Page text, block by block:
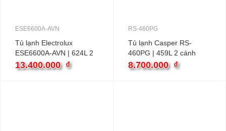
ESE6600A-AVN
Tủ lạnh Electrolux
ESE6600A-AVN | 624L 2
cánh inverter
13.400.000 ₫
RS-460PG
Tủ lạnh Casper RS-
460PG | 459L 2 cánh
inverter
8.700.000 ₫